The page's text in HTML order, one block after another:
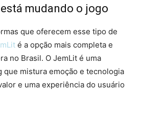
mudando o jogo
que oferecem esse tipo de
é a opção mais completa e
no Brasil. O JemLit é uma
que mistura emoção e tecnologia
e uma experiência do usuário